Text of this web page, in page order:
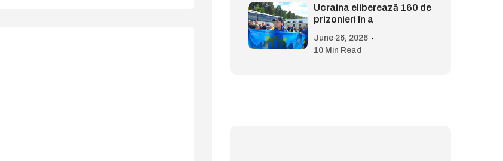
Ucraina eliberează 160 de
prizonieri în a
June 26, 2026
10 Min Read